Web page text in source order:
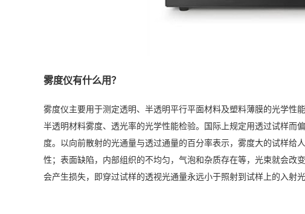
雾度仪有什么用？
雾度仪主要用于测定透明、半透明平行平面材料及塑料薄膜的光学性
半透明材料雾度、透光率的光学性能检验。国际上规定用透过试样
度。以向前散射的光通量与透过通量的百分率表示，雾度大的试样
性；表面缺陷，内部组织的不均匀，气泡和杂质存在等，光束就会
会产生损失，即穿过试样的透视光通量永远小于照射到试样上的入射